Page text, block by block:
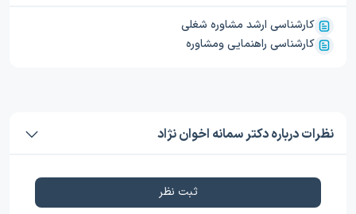
کارشناسی ارشد مشاوره شغلی
کارشناسی راهنمایی ومشاوره
نظرات درباره دکتر سمانه اخوان نژاد
ثبت نظر